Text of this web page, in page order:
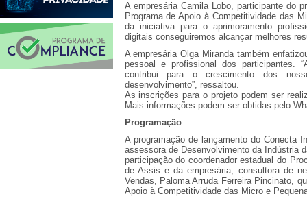
A empresária Camila Lobo, participante do
Programa de Apoio à Competitividade das
da iniciativa para o aprimoramento
digitais conseguiremos alcançar melhores
A empresária Olga Miranda também
pessoal e profissional dos participantes.
contribui para o crescimento dos
desenvolvimento”, ressaltou.
As inscrições para o projeto podem ser
Mais informações podem ser obtidas pelo
Programação
A programação de lançamento do Conecta
assessora de Desenvolvimento da Indústria
participação do coordenador estadual do
de Assis e da empresária, consultora de
Vendas, Paloma Arruda Ferreira Pincinato,
Apoio à Competitividade das Micro e